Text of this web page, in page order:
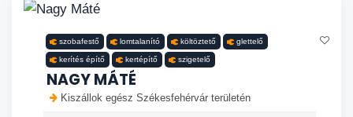
szobafestő lomtalanító költöztető glettelő
kerítés építő kertépítő szigetelő
NAGY MÁTÉ
Kiszállok egész Székesfehérvár területén